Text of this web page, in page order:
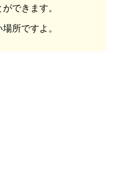
できます。
所ですよ。